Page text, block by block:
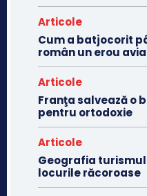
Articole
Cum a batjocorit
român un erou
Articole
Franţa salvează o
pentru ortodoxie
Articole
Geografia
locurile răcoroase